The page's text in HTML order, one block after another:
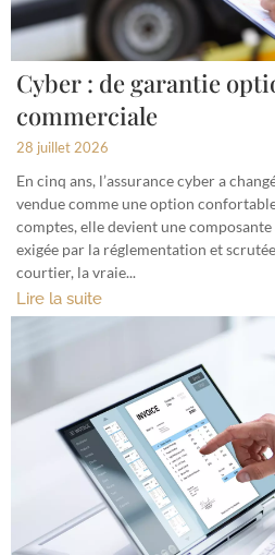
Cyber : de garantie
commerciale
28 juillet 2026
En cinq ans, l’assurance cyber a
vendue comme une option
comptes, elle devient une
exigée par la réglementation et
courtier, la vraie...
Lire la suite